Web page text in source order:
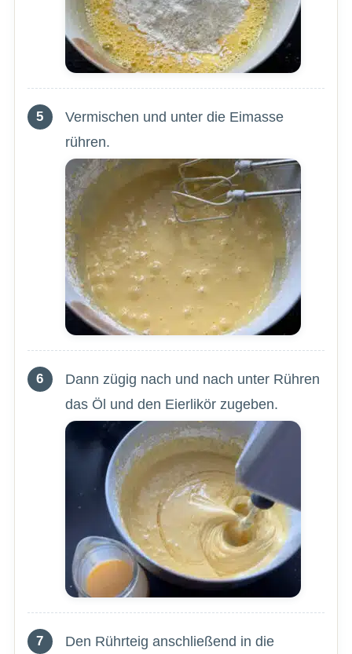
Vermischen und unter die Eimasse
rühren.
Dann zügig nach und nach unter Rühren
das Öl und den Eierlikör zugeben.
Den Rührteig anschließend in die